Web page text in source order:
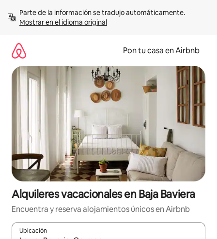
contenidoMostrar en el idioma original
Pon tu casa en Airbnb
Alquileres vacacionales en Baja Baviera
Encuentra y reserva alojamientos únicos en Airbnb
Ubicación